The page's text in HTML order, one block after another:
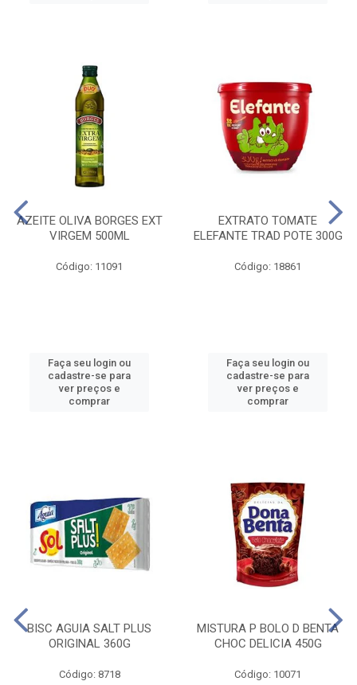
AZEITE OLIVA BORGES EXT
VIRGEM 500ML
Código: 11091
Faça seu login ou
cadastre-se para
ver preços e
comprar
EXTRATO TOMATE
ELEFANTE TRAD POTE 300G
Código: 18861
Faça seu login ou
cadastre-se para
ver preços e
comprar
BISC AGUIA SALT PLUS
ORIGINAL 360G
Código: 8718
MISTURA P BOLO D BENTA
CHOC DELICIA 450G
Código: 10071